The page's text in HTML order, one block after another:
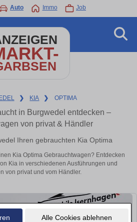
Alle Cookies ablehnen
Auto Immo Job
❯ KIA ❯ OPTIMA
in Burgwedel entdecken –
von privat & Händler
Ihren gebrauchten Kia Optima
Kia Optima Gebrauchtwagen? Entdecken
Kia in verschiedenen Ausführungen und
von privat und vom Händler.